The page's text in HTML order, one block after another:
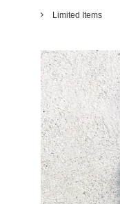
Limited Items